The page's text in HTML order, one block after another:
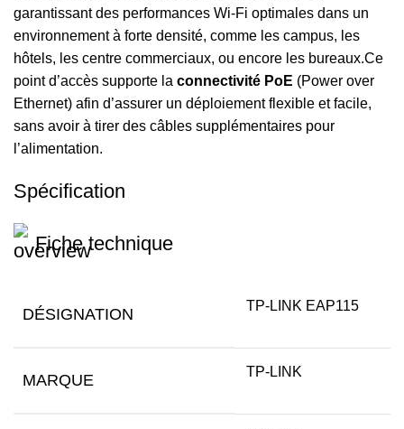
garantissant des performances Wi-Fi optimales dans un
environnement à forte densité, comme les campus, les
hôtels, les centre commerciaux, ou encore les bureaux.Ce
point d’accès supporte la connectivité PoE (Power over
Ethernet) afin d’assurer un déploiement flexible et facile,
sans avoir à tirer des câbles supplémentaires pour
l’alimentation.
Spécification
Fiche technique
DÉSIGNATION TP-LINK EAP115
MARQUE TP-LINK